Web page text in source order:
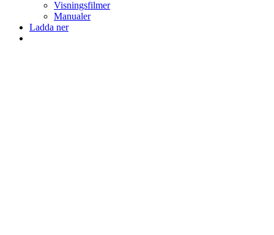
Visningsfilmer
Manualer
Ladda ner